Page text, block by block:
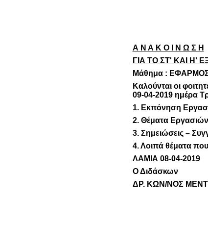
Α Ν Α Κ Ο Ι Ν Ω Σ Η
ΓΙΑ ΤΟ ΣΤ' ΚΑΙ Η'
Μάθημα :
Καλούνται οι
09-04-2019 ημέρα
1. Εκπόνηση
2. Θέματα
3. Σημειώσεις –
4. Λοιπά θέματα
ΛΑΜΙΑ 08-04-2019
Ο Διδάσκων
ΔΡ. ΚΩΝ/ΝΟΣ